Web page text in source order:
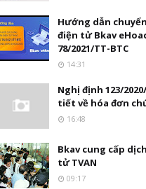
Hướng dẫn
điện tử Bkav
78/2021/TT-BTC
14:31
Nghị định 123/
tiết về hóa đơn
16:48
Bkav cung cấp
tử TVAN
09:17